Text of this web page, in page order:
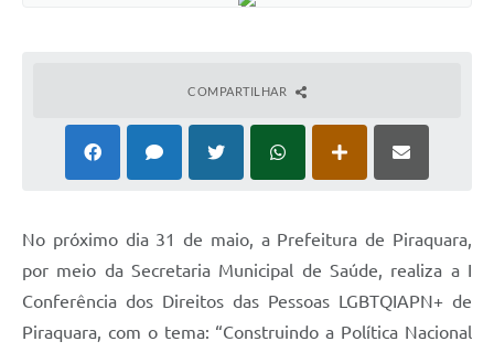
COMPARTILHAR
No próximo dia 31 de maio, a Prefeitura de Piraquara,
por meio da Secretaria Municipal de Saúde, realiza a I
Conferência dos Direitos das Pessoas LGBTQIAPN+ de
Piraquara, com o tema: “Construindo a Política Nacional